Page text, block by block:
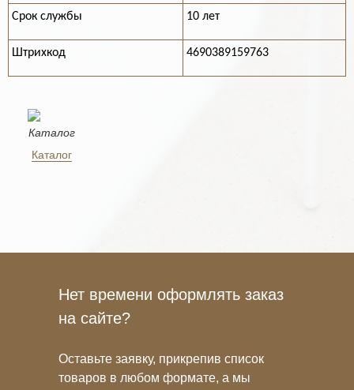
Срок службы 10 лет
Штрихкод 4690389159763
Каталог
Нет времени оформлять заказ
на сайте?
Оставьте заявку, прикрепив список
товаров в любом формате, а мы